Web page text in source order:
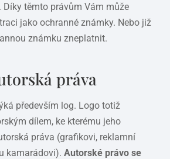
Díky těmto právům Vám může
jako ochranné známky. Nebo již
známku zneplatnit.
práva
především log. Logo totiž
dílem, ke kterému jeho
práva (grafikovi, reklamní
kamarádovi). Autorské právo se